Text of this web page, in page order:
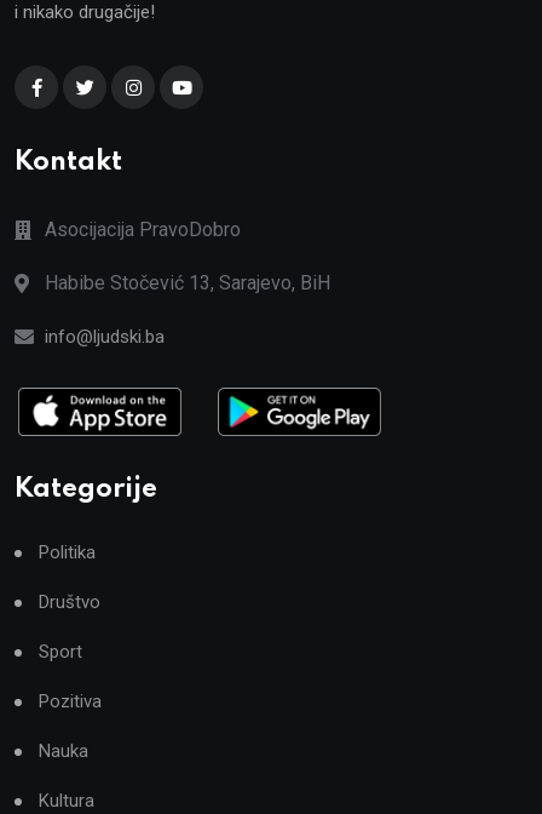
i nikako drugačije!
Kontakt
Asocijacija PravoDobro
Habibe Stočević 13, Sarajevo, BiH
info@ljudski.ba
Kategorije
Politika
Društvo
Sport
Pozitiva
Nauka
Kultura